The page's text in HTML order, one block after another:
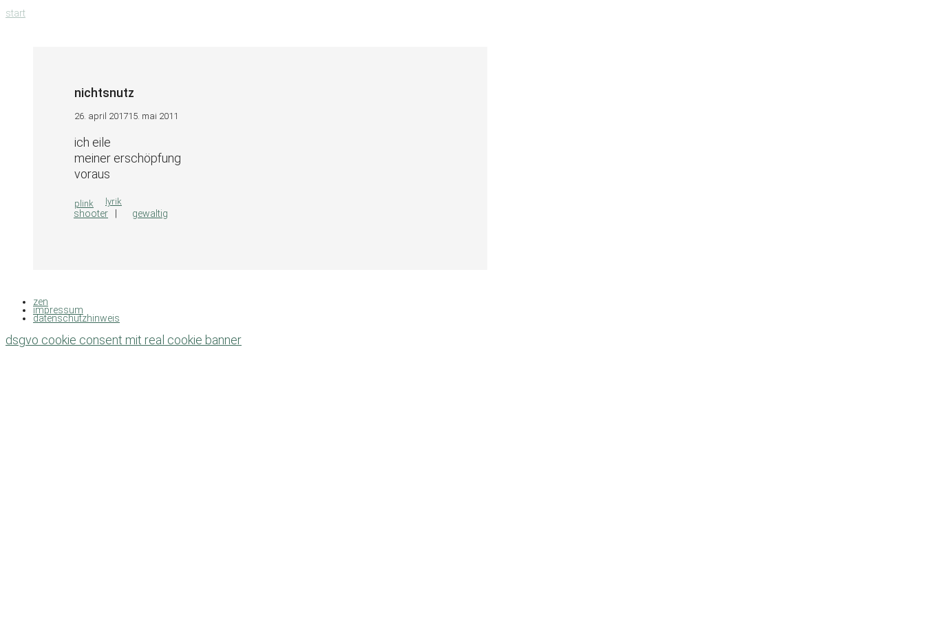
zum
start
nichtsnutz
26. april 201715. mai 2011
ich eile
meiner erschöpfung
voraus
plink kategorien
lyrik
shooter gewaltig
zen
impressum
datenschutzhinweis
dsgvo cookie consent mit real cookie banner